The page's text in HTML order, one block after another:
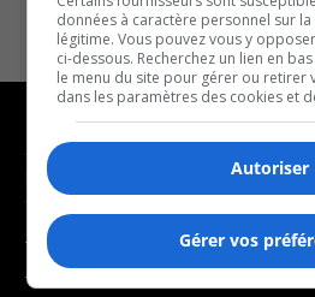
NOUVELLES
- Affaires municipales
- Communauté / Social
-
-
données à caractère personnel sur
légitime. Vous pouvez vous y
ci-dessous. Recherchez un lien en
le menu du site pour gérer ou retirer
dans les paramètres des cookies et
Autoriser
Gérer vos